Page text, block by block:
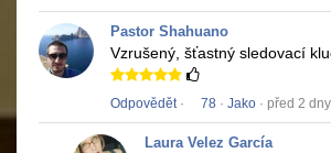
Pastor Shahuano
Vzrušený, šťastný sledovací
Odpovědět· 78 · Jako · před 2 dny
Laura Velez García